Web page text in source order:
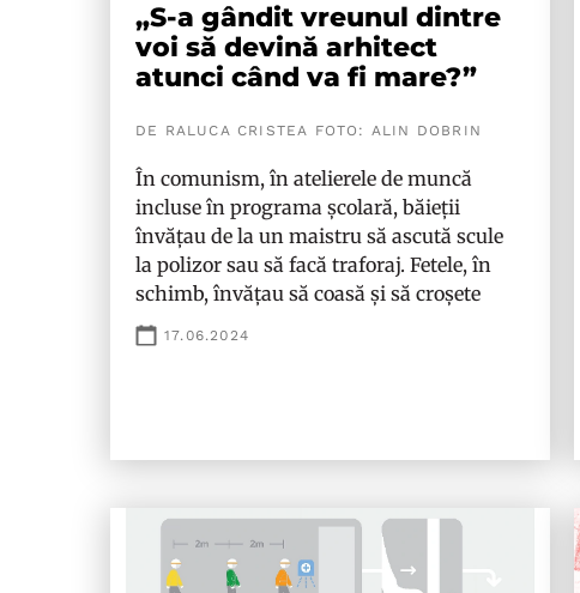
„S-a gândit vreunul dintre
voi să devină arhitect
atunci când va fi mare?”
DE RALUCA CRISTEA FOTO: ALIN DOBRIN
În comunism, în atelierele de muncă
incluse în programa școlară, băieții
învățau de la un maistru să ascută scule
la polizor sau să facă traforaj. Fetele, în
schimb, învățau să coasă și să croșete
17.06.2024